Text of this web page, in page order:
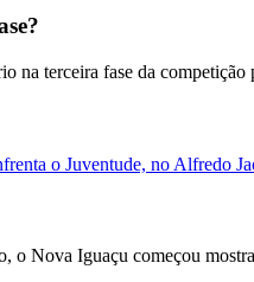
na terceira fase da
o Juventude, no Alfredo
o Nova Iguaçu começou